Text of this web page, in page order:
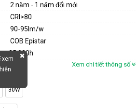
2 năm - 1 năm đổi mới
CRI>80
90-95lm/w
COB Epistar
25.000h
Xem chi tiết thông số
xem
30W